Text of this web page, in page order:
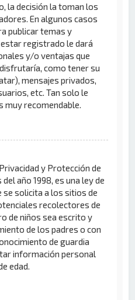
la decisión la toman los
En algunos casos
publicar temas y
registrado le dará
y/o ventajas que
como tener su
mensajes privados,
etc. Tan solo le
muy recomendable.
y Protección de
año 1998, es una ley de
se solicita a los sitios de
recolectores de
de niños sea escrito y
de los padres o con
de guardia
información personal
edad.